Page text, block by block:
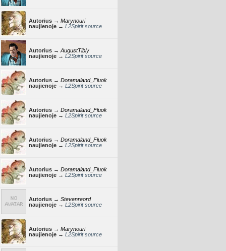
Autorius → Marynouri
naujienoje → L2Spirit source
Autorius → AugustTibly
naujienoje → L2Spirit source
Autorius → Doramaland_Fluok
naujienoje → L2Spirit source
Autorius → Doramaland_Fluok
naujienoje → L2Spirit source
Autorius → Doramaland_Fluok
naujienoje → L2Spirit source
Autorius → Doramaland_Fluok
naujienoje → L2Spirit source
Autorius → Stevenreord
naujienoje → L2Spirit source
Autorius → Marynouri
naujienoje → L2Spirit source